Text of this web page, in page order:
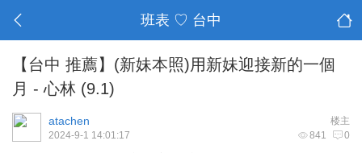
班表 ♡ 台中
【台中 推薦】(新妹本照)用新妹迎接新的一個
月 - 心林 (9.1)
楼主
atachen
841 0
2024-9-1 14:01:17